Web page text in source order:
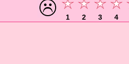
1 2 3 4